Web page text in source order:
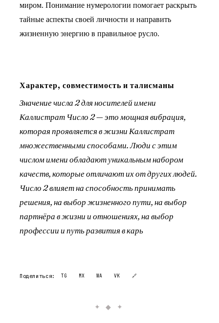
миром. Понимание нумерологии помогает раскрыть
тайные аспекты своей личности и направить
жизненную энергию в правильное русло.
Характер, совместимость и талисманы
Значение числа 2 для носителей имени
Каллистрат Число 2 — это мощная вибрация,
которая проявляется в жизни Каллистрат
множественными способами. Люди с этим
числом имени обладают уникальным набором
качеств, которые отличают их от других людей.
Число 2 влияет на способность принимать
решения, на выбор жизненного пути, на выбор
партнёра в жизни и отношениях, на выбор
профессии и путь развития в карь
Поделиться: TG MX WA VK 🔗
✦ ◆ ✦